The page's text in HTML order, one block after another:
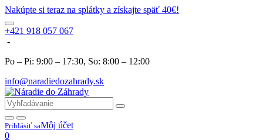
Nakúpte si teraz na splátky a získajte späť 40€!
+421 918 057 067
-
Po – Pi: 9:00 – 17:30, So: 8:00 – 12:00
info@naradiedozahrady.sk
Prihlásiť saMôj účet
0